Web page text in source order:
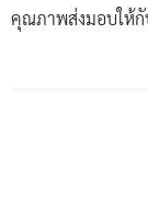
คุณภาพส่งมอบให้